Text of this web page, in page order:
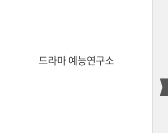
드라마 예능연구소